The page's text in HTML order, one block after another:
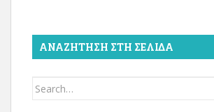
ΑΝΑΖΉΤΗΣΗ ΣΤΗ ΣΕΛΊΔΑ
Search